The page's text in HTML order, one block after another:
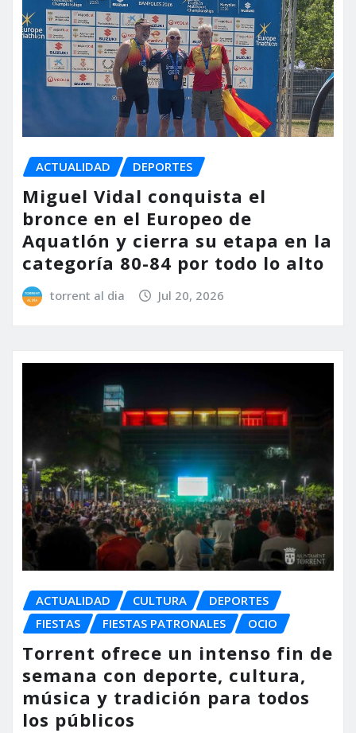
ACTUALIDAD DEPORTES
Miguel Vidal conquista el
bronce en el Europeo de
Aquatlón y cierra su etapa en la
categoría 80-84 por todo lo alto
torrent al dia Jul 20, 2026
ACTUALIDAD CULTURA
DEPORTES
FIESTAS
FIESTAS PATRONALES OCIO
Torrent ofrece un intenso fin de
semana con deporte, cultura,
música y tradición para todos
los públicos